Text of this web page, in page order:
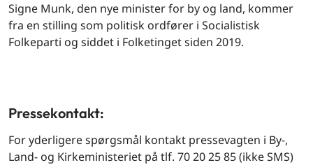
Signe Munk, den nye minister for by og land, kommer
fra en stilling som politisk ordfører i Socialistisk
Folkeparti og siddet i Folketinget siden 2019.
Pressekontakt:
For yderligere spørgsmål kontakt pressevagten i By-,
Land- og Kirkeministeriet på tlf. 70 20 25 85 (ikke SMS)